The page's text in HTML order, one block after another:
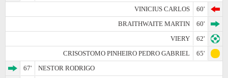
VINICIUS CARLOS
60'
BRAITHWAITE MARTIN
60'
VIERY
62'
CRISOSTOMO PINHEIRO PEDRO GABRIEL
65'
67'
NESTOR RODRIGO